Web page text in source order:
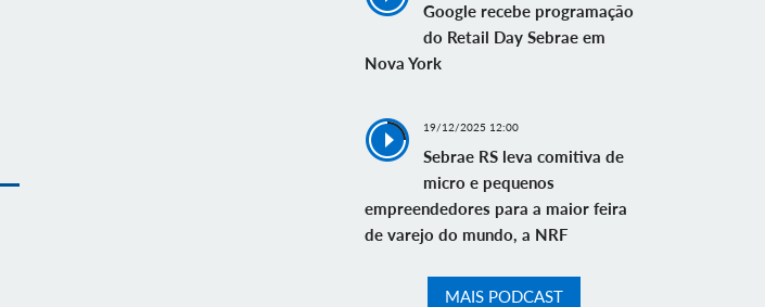
Google recebe programação
do Retail Day Sebrae em
Nova York
19/12/2025 12:00
Sebrae RS leva comitiva de
micro e pequenos
empreendedores para a maior feira
de varejo do mundo, a NRF
MAIS PODCAST